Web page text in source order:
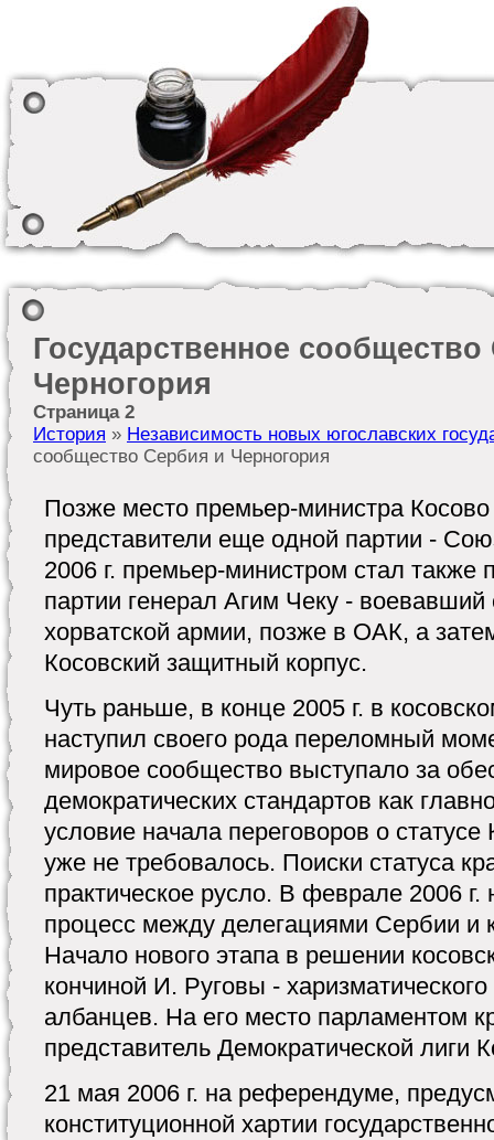
Государственное
Черногория
Страница 2
История » Независимость новых югославских
сообщество Сербия и Черногория
Позже место премьер-министра
представители еще одной партии -
2006 г. премьер-министром стал
партии генерал Агим Чеку -
хорватской армии, позже в ОАК, а
Косовский защитный корпус.
Чуть раньше, в конце 2005 г. в
наступил своего рода переломный
мировое сообщество выступало за
демократических стандартов как
условие начала переговоров о статусе
уже не требовалось. Поиски статуса
практическое русло. В феврале 2006 г.
процесс между делегациями Сербии и
Начало нового этапа в решении
кончиной И. Руговы -
албанцев. На его место парламентом
представитель Демократической лиги
21 мая 2006 г. на референдуме,
конституционной хартии